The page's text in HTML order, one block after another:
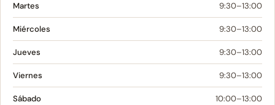
Martes 9:30–13:00
Miércoles 9:30–13:00
Jueves 9:30–13:00
Viernes 9:30–13:00
Sábado 10:00–13:00